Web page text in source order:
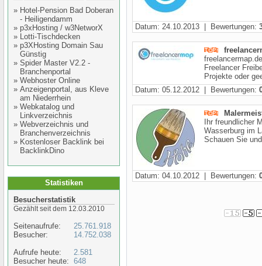
» Hotel-Pension Bad Doberan
- Heiligendamm
» p3xHosting / w3NetworX
» Lotti-Tischdecken
» p3XHosting Domain Sau
Günstig
» Spider Master V2.2 -
Branchenportal
» Webhoster Online
» Anzeigenportal, aus Kleve
am Niederrhein
» Webkatalog und
Linkverzeichnis
» Webverzeichnis und
Branchenverzeichnis
» Kostenloser Backlink bei
BacklinkDino
Statistiken
Besucherstatistik
Gezählt seit dem 12.03.2010
Seitenaufrufe:
Besucher:
Aufrufe heute:
Besucher heute:
25.761.918
14.752.038
2.581
648
Datum: 24.10.2013 | Bewertungen:
Freelancer
Projekte oder
Datum: 05.12.2012 | Bewertungen:
Ihr freundlicher
Wasserburg im
Schauen Sie
Datum: 04.10.2012 | Bewertungen: